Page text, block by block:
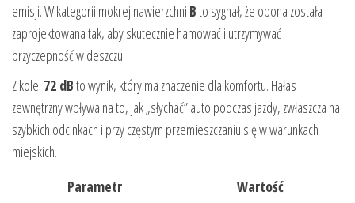
emisji. W kategorii mokrej nawierzchni Bto sygnał, że opona została
zaprojektowana tak, aby skutecznie hamować i utrzymywać
przyczepność w deszczu.
Z kolei 72 dBto wynik, który ma znaczenie dla komfortu. Hałas
zewnętrzny wpływa na to, jak „słychać” auto podczas jazdy, zwłaszcza na
szybkich odcinkach i przy częstym przemieszczaniu się w warunkach
miejskich.
Parametr
Wartość